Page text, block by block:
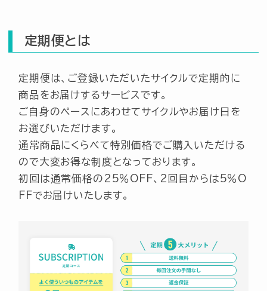
ヘアケア
スキンケア
サプリメント
BOOK
定期購入
マイページ
定期便情報
購入履歴
定期便とは
定期便は、ご登録いただいたサイクルで定期的に
商品をお届けするサービスです。
ご自身のペースにあわせてサイクルやお届け日を
お選びいただけます。
通常商品にくらべて特別価格でご購入いただける
ので大変お得な制度となっております。
初回は通常価格の25％OFF、2回目からは5％O
FFでお届けいたします。